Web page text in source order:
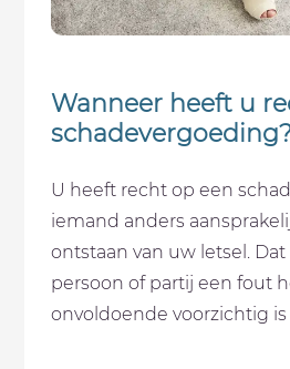
Wanneer heeft u
U heeft recht op een
iemand anders
ontstaan van uw letsel.
persoon of partij een fout
onvoldoende voorzichtig